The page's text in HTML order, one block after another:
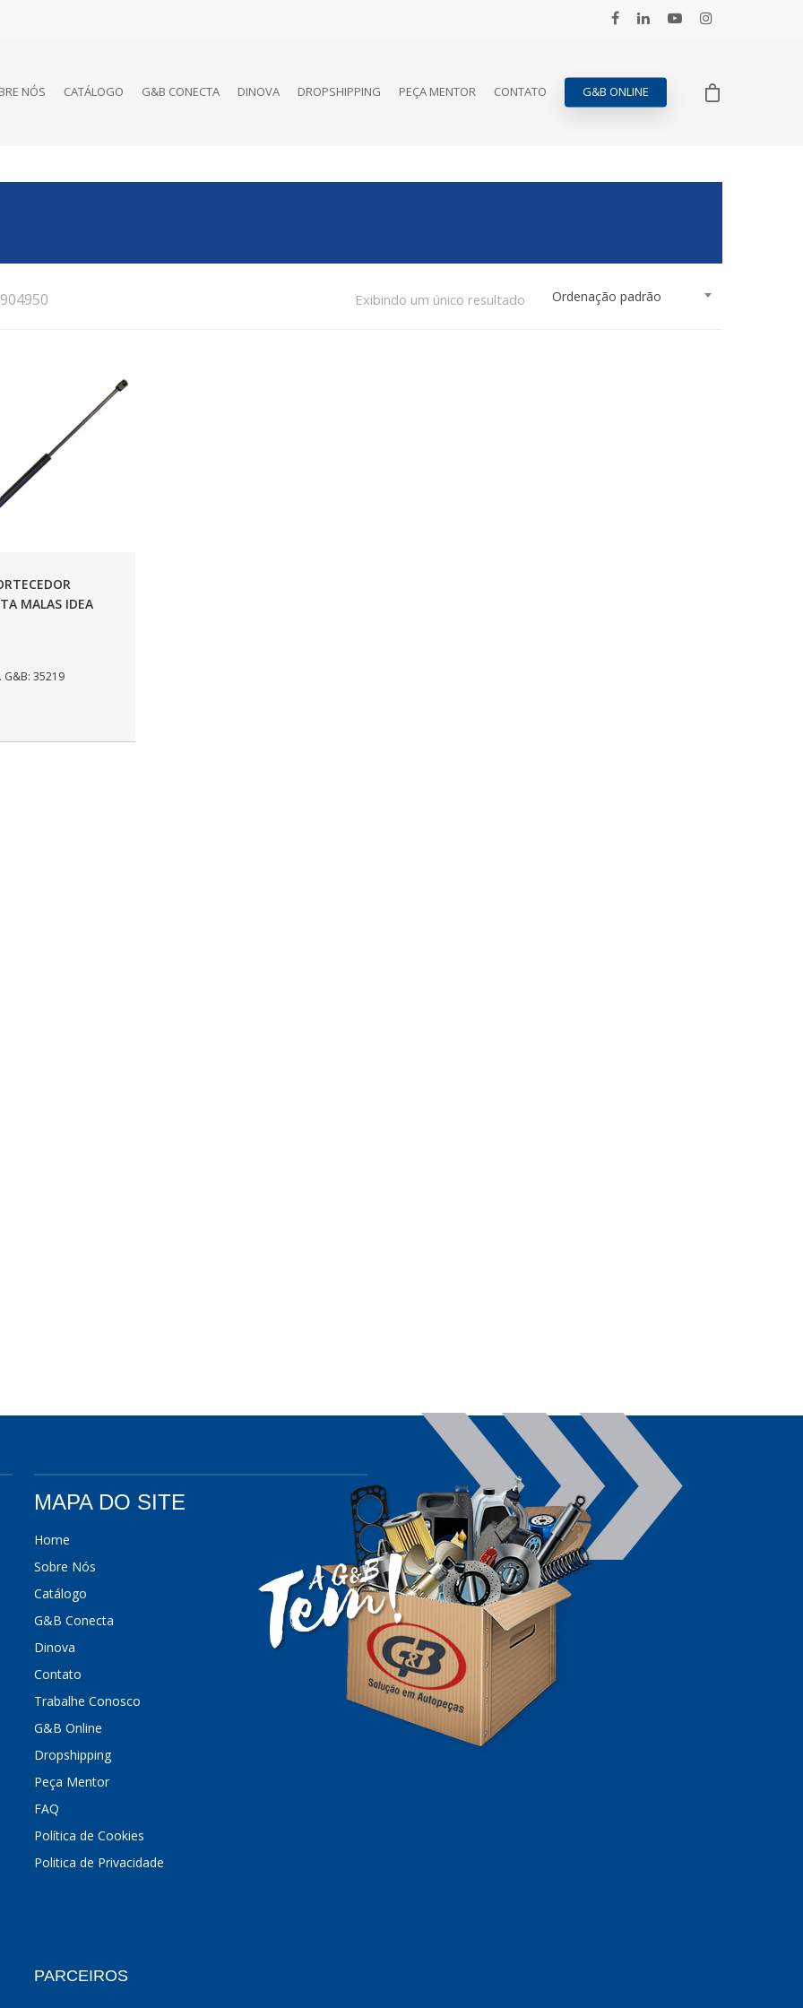
NÓS CATÁLOGO G&B CONECTA DINOVA DROPSHIPPING PEÇA MENTOR CONTATO G&B ONLINE
Ordenação padrão
Exibindo um único resultado
MALAS IDEA
G&B: 35219
MAPA DO SITE
Home
Sobre Nós
Catálogo
G&B Conecta
Dinova
Contato
Trabalhe Conosco
G&B Online
Dropshipping
Peça Mentor
FAQ
Política de Cookies
Politica de Privacidade
PARCEIROS